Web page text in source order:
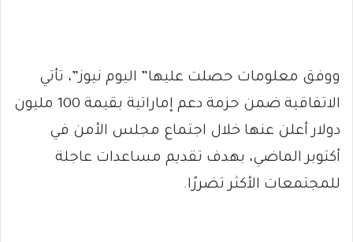
ووفق معلومات حصلت عليها” اليوم نيوز”، تأتي
الاتفاقية ضمن حزمة دعم إماراتية بقيمة 100 مليون
دولار أعلن عنها خلال اجتماع مجلس الأمن في
أكتوبر الماضي، بهدف تقديم مساعدات عاجلة
للمجتمعات الأكثر تضررًا.